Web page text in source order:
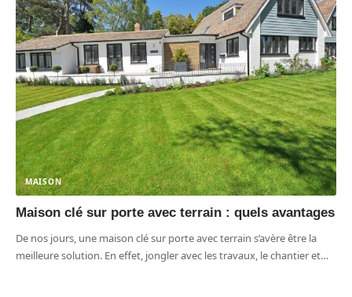
MAISON
Maison clé sur porte avec terrain : quels avantages
De nos jours, une maison clé sur porte avec terrain s’avère être la
meilleure solution. En effet, jongler avec les travaux, le chantier et…